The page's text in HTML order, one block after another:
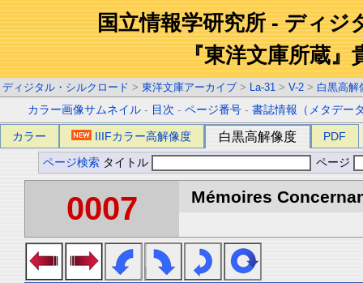
国立情報学研究所 - ディジ
『東洋文庫所蔵』
ディジタル・シルクロード > 東洋文庫アーカイブ > La-31 > V-2 > 白黒高解
カラー画像サムネイル - 目次 -ページ番号 -書誌情報（メタデー
カラー IIIFカラー高解像度 白黒高解像度 PDF
ページ検索 タイトル ページ
0007 Mémoires